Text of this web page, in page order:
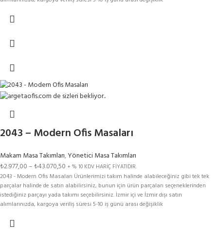
Uygulanmaktadır. Aşağıdaki SEÇENEKLER kısmından ürün seçimi yaparak fiyat
2043 – Modern Ofis Masaları
Makam Masa Takımları,Yönetici Masa Takımları
₺2.977,00– ₺43.070,50 + % 10 KDV HARİÇ FİYATIDIR.
2043 - Modern Ofis Masaları Ürünlerimizi takım halinde alabileceğiniz gibi tek tek
parçalar halinde de satın alabilirsiniz, bunun için ürün parçaları seçeneklerinden
istediğiniz parçayı yada takımı seçebilirsiniz. İzmir içi ve İzmir dışı satın
alımlarınızda, kargoya veriliş süresi 5-10 iş günü arası değişiklik
Uygulanmaktadır. Aşağıdaki SEÇENEKLER kısmından ürün seçimi yaparak fiyat